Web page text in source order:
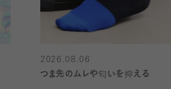
2026.08.06
つま先のムレや匂いを抑える